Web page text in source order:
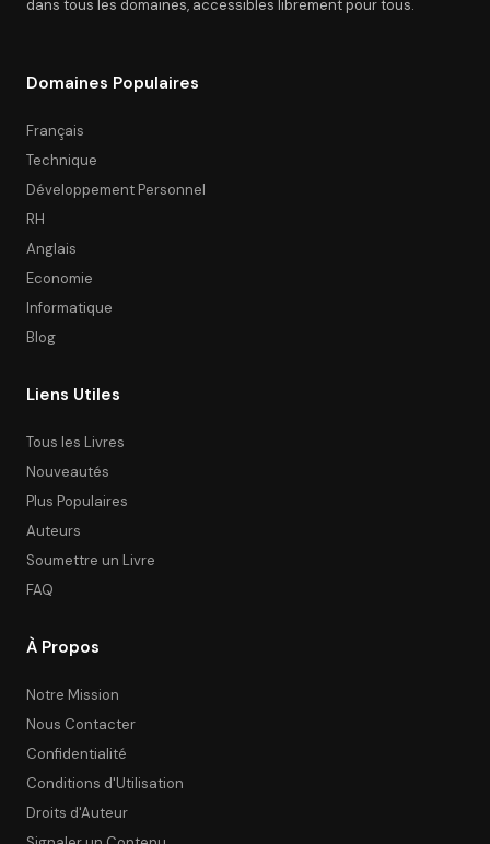
dans tous les domaines, accessibles librement pour tous.
Domaines Populaires
Français
Technique
Développement Personnel
RH
Anglais
Economie
Informatique
Blog
Liens Utiles
Tous les Livres
Nouveautés
Plus Populaires
Auteurs
Soumettre un Livre
FAQ
À Propos
Notre Mission
Nous Contacter
Confidentialité
Conditions d'Utilisation
Droits d'Auteur